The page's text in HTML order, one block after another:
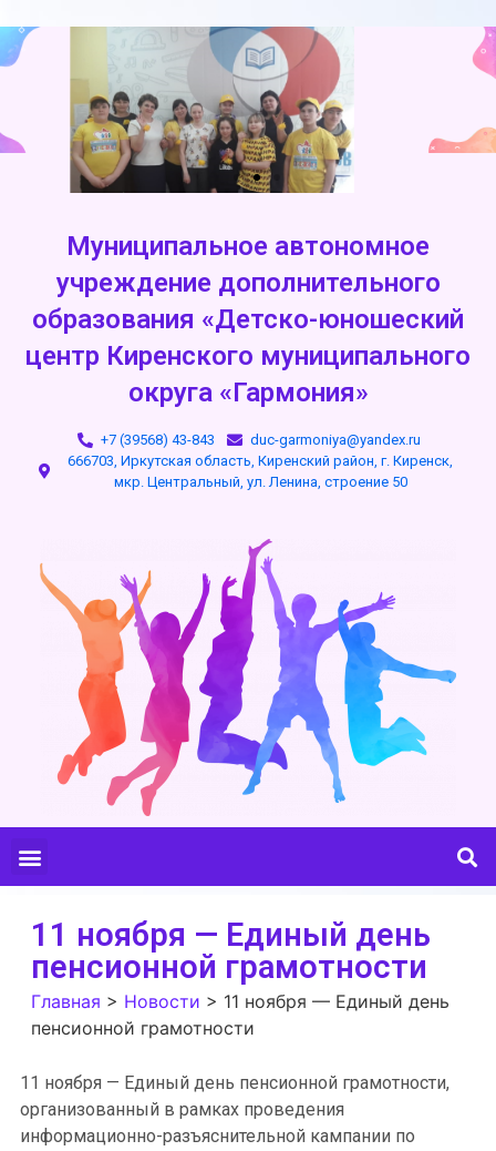
Муниципальное автономное
учреждение дополнительного
образования «Детско-юношеский
центр Киренского муниципального
округа «Гармония»
+7 (39568) 43-843
duc-garmoniya@yandex.ru
666703, Иркутская область, Киренский район, г. Киренск,
мкр. Центральный, ул. Ленина, строение 50
11 ноября — Единый день
пенсионной грамотности
Главная > Новости > 11 ноября — Единый день
пенсионной грамотности
11 ноября — Единый день пенсионной грамотности,
организованный в рамках проведения
информационно-разъяснительной кампании по